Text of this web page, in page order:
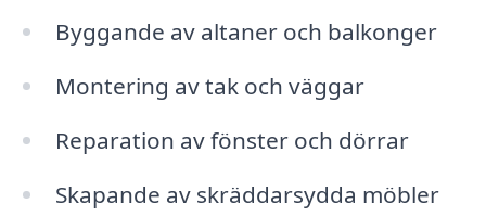
Byggande av altaner och balkonger
Montering av tak och väggar
Reparation av fönster och dörrar
Skapande av skräddarsydda möbler